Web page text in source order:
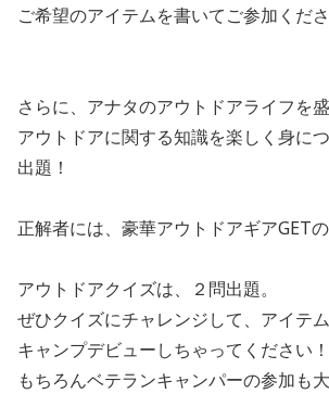
ご希望のアイテムを書いてご参加くだ
さらに、アナタのアウトドアライフを盛
アウトドアに関する知識を楽しく身に
出題！
正解者には、豪華アウトドアギアGET
アウトドアクイズは、２問出題。
ぜひクイズにチャレンジして、アイテム
キャンプデビューしちゃってください！
もちろんベテランキャンパーの参加も